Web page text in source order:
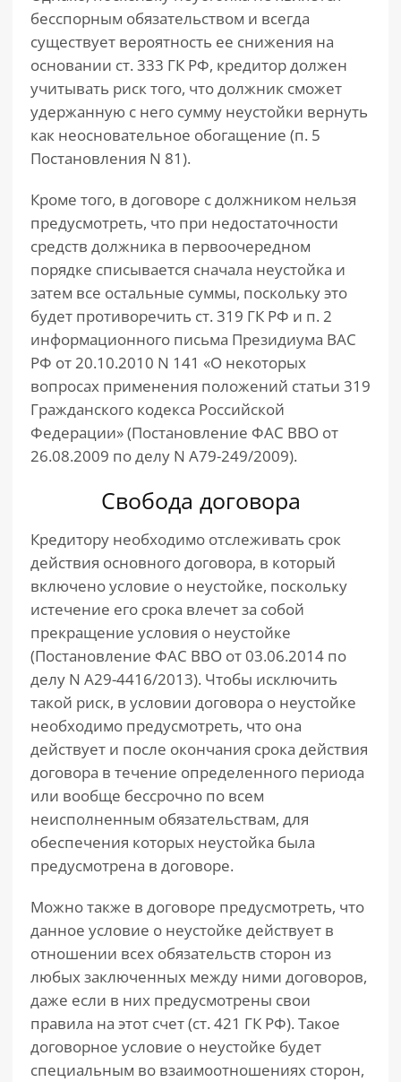
бесспорным обязательством и всегда
существует вероятность ее снижения на
основании ст. 333 ГК РФ, кредитор должен
учитывать риск того, что должник сможет
удержанную с него сумму неустойки вернуть
как неосновательное обогащение (п. 5
Постановления N 81).
Кроме того, в договоре с должником нельзя
предусмотреть, что при недостаточности
средств должника в первоочередном
порядке списывается сначала неустойка и
затем все остальные суммы, поскольку это
будет противоречить ст. 319 ГК РФ и п. 2
информационного письма Президиума ВАС
РФ от 20.10.2010 N 141 «О некоторых
вопросах применения положений статьи 319
Гражданского кодекса Российской
Федерации» (Постановление ФАС ВВО от
26.08.2009 по делу N А79-249/2009).
Свобода договора
Кредитору необходимо отслеживать срок
действия основного договора, в который
включено условие о неустойке, поскольку
истечение его срока влечет за собой
прекращение условия о неустойке
(Постановление ФАС ВВО от 03.06.2014 по
делу N А29-4416/2013). Чтобы исключить
такой риск, в условии договора о неустойке
необходимо предусмотреть, что она
действует и после окончания срока действия
договора в течение определенного периода
или вообще бессрочно по всем
неисполненным обязательствам, для
обеспечения которых неустойка была
предусмотрена в договоре.
Можно также в договоре предусмотреть, что
данное условие о неустойке действует в
отношении всех обязательств сторон из
любых заключенных между ними договоров,
даже если в них предусмотрены свои
правила на этот счет (ст. 421 ГК РФ). Такое
договорное условие о неустойке будет
специальным во взаимоотношениях сторон,